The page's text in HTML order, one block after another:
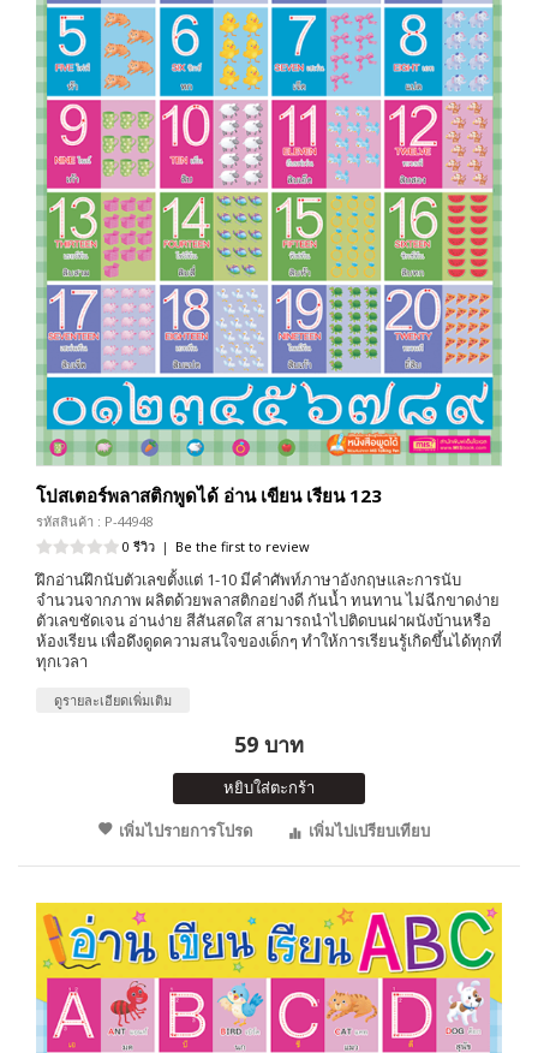
โปสเตอร์พลาสติกพูดได้ อ่าน เขียน เรียน 123
รหัสสินค้า : P-44948
0 รีวิว | Be the first to review
ฝึกอ่านฝึกนับตัวเลขตั้งแต่ 1-10 มีคำศัพท์ภาษาอังกฤษและการนับ
จำนวนจากภาพ ผลิตด้วยพลาสติกอย่างดี กันน้ำ ทนทาน ไม่ฉีกขาดง่าย
ตัวเลขชัดเจน อ่านง่าย สีสันสดใส สามารถนำไปติดบนฝาผนังบ้านหรือ
ห้องเรียน เพื่อดึงดูดความสนใจของเด็กๆ ทำให้การเรียนรู้เกิดขึ้นได้ทุกที่
ทุกเวลา
ดูรายละเอียดเพิ่มเติม
59 บาท
หยิบใส่ตะกร้า
เพิ่มไปรายการโปรด
เพิ่มไปเปรียบเทียบ